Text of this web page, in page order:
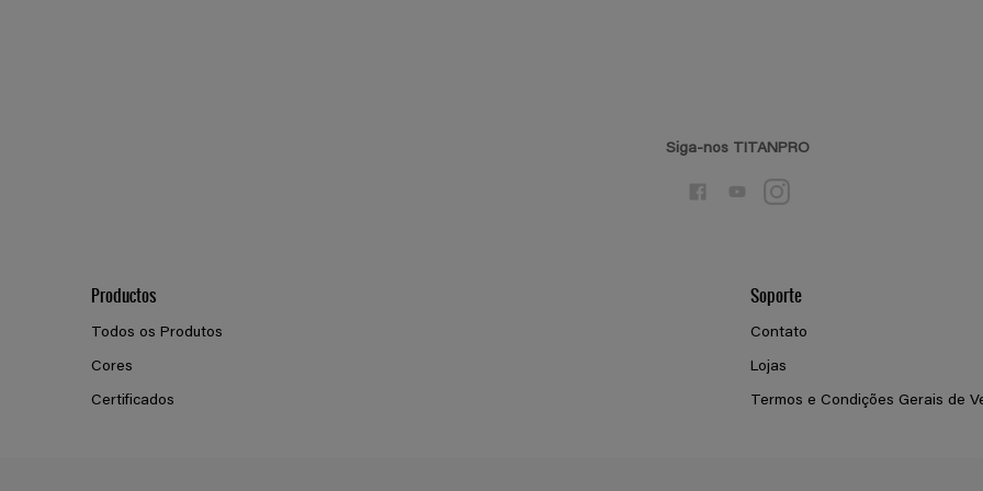
Siga-nos TITANPRO
Productos
Todos os Produtos
Cores
Certificados
Soporte
Contato
Lojas
Termos e Condições Gerais de